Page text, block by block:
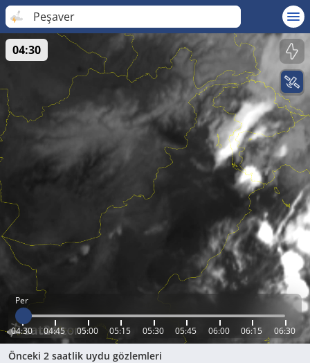
Peşaver
Per
04:30 04:45 05:00 05:15 05:30 05:45 06:00 06:15 06:30
04:30
Önceki 2 saatlik uydu gözlemleri